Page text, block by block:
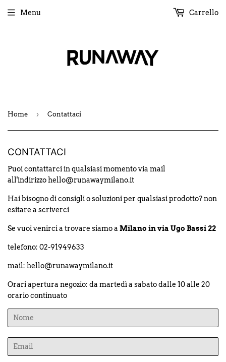
Menu Carrello
Home › Contattaci
CONTATTACI
Puoi contattarci in qualsiasi momento via mail
all'indirizzo hello@runawaymilano.it
Hai bisogno di consigli o soluzioni per qualsiasi prodotto? non
esitare a scriverci
Se vuoi venirci a trovare siamo a Milano in via Ugo Bassi 22
telefono: 02-91949633
mail: hello@runawaymilano.it
Orari apertura negozio: da martedì a sabato dalle 10 alle 20
orario continuato
Nome
Email